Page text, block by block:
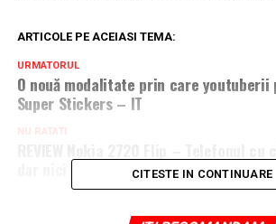
ARTICOLE PE ACEIASI TEMA:
URMATORUL
O nouă modalitate prin care
Super Stickers – IT
NU RATATI
dar nici vedetă – GadgetCITESTE IN CONTINUARE